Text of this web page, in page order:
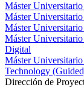
Máster
Máster
Máster
Máster
Digital
Máster
Technology
Dirección de